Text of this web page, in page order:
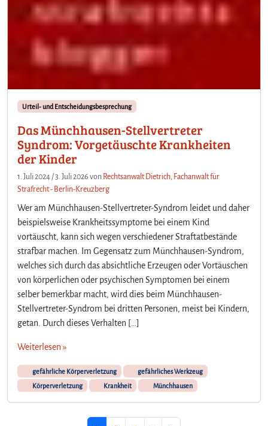
Urteil- und Entscheidungsbesprechung
Das Münchhausen-Stellvertreter
Syndrom: Vorgetäuschte Krankheiten
der Kinder
1. Juli 2024 /3. Juli 2026 von Rechtsanwalt Dietrich, Fachanwalt für
Strafrecht - Berlin-Kreuzberg
Wer am Münchhausen-Stellvertreter-Syndrom leidet und daher
beispielsweise Krankheitssymptome bei einem Kind
vortäuscht, kann sich wegen verschiedener Straftatbestände
strafbar machen. Im Gegensatz zum Münchhausen-Syndrom,
welches sich durch das absichtliche Erzeugen oder Vortäuschen
von körperlichen oder psychischen Symptomen bei einem
selber bemerkbar macht, wird dies beim Münchhausen-
Stellvertreter-Syndrom bei dritten Personen, meist bei Kindern,
getan. Durch dieses Verhalten […]
Weiterlesen »
gefährliche Körperverletzung
gefährliches Werkzeug
Körperverletzung
Krankheit Münchhausen